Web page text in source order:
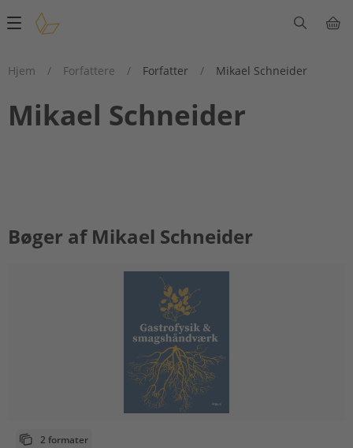
Main
Hjem
/ Forfattere / Forfatter / Mikael Schneider
Mikael Schneider
Bøger af Mikael Schneider
2 formater